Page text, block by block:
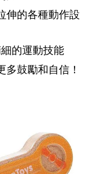
伸的各種動作設
的運動技能
鼓勵和自信！